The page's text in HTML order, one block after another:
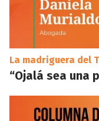
La madriguera del
“Ojalá sea una